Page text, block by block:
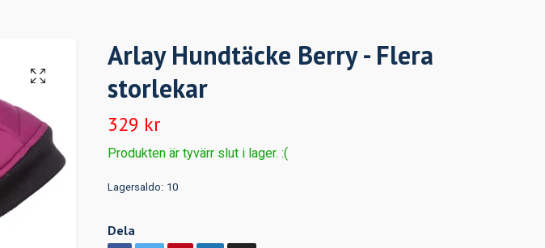
Arlay Hundtäcke Berry - Flera
storlekar
329 kr
Produkten är tyvärr slut i lager. :(
Lagersaldo: 10
Dela